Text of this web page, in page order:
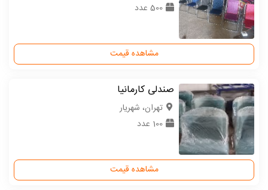
500 عدد
مشاهده قیمت
صندلی کارمانیا
تهران، شهریار
100 عدد
مشاهده قیمت